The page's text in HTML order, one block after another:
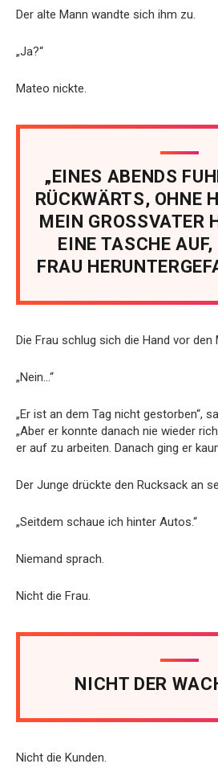
Der alte Mann wandte sich ihm zu.
„Ja?“
Mateo nickte.
„EINES ABENDS
RÜCKWÄRTS, OHNE
MEIN GROSSVATER
EINE TASCHE AUF,
FRAU
Die Frau schlug sich die Hand vor den
„Nein…“
„Er ist an dem Tag nicht gestorben“,
„Aber er konnte danach nie wieder
er auf zu arbeiten. Danach ging er
Der Junge drückte den Rucksack an
„Seitdem schaue ich hinter Autos.“
Niemand sprach.
Nicht die Frau.
NICHT DER
Nicht die Kunden.